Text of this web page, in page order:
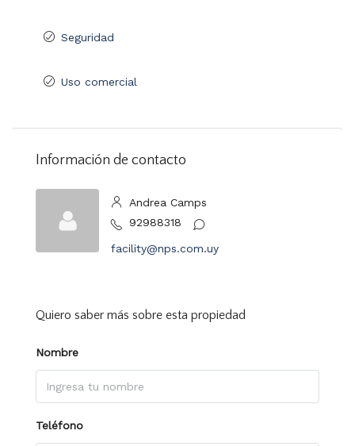
Seguridad
Uso comercial
Información de contacto
Andrea Camps
92988318
facility@nps.com.uy
Quiero saber más sobre esta propiedad
Nombre
Teléfono